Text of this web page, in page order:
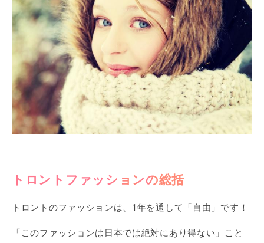
トロントファッションの総括
トロントのファッションは、1年を通して「自由」です！
「このファッションは日本では絶対にあり得ない」こと